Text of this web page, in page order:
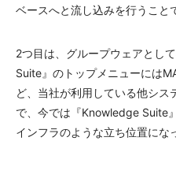
ベースへと流し込みを行うこと
2つ目は、グループウェアとし
Suite』のトップメニューには
ど、当社が利用している他シ
で、今では『Knowledge Suite
インフラのような立ち位置にな